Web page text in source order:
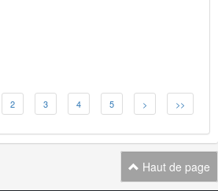
2 3 4 5 > >>
Haut de page